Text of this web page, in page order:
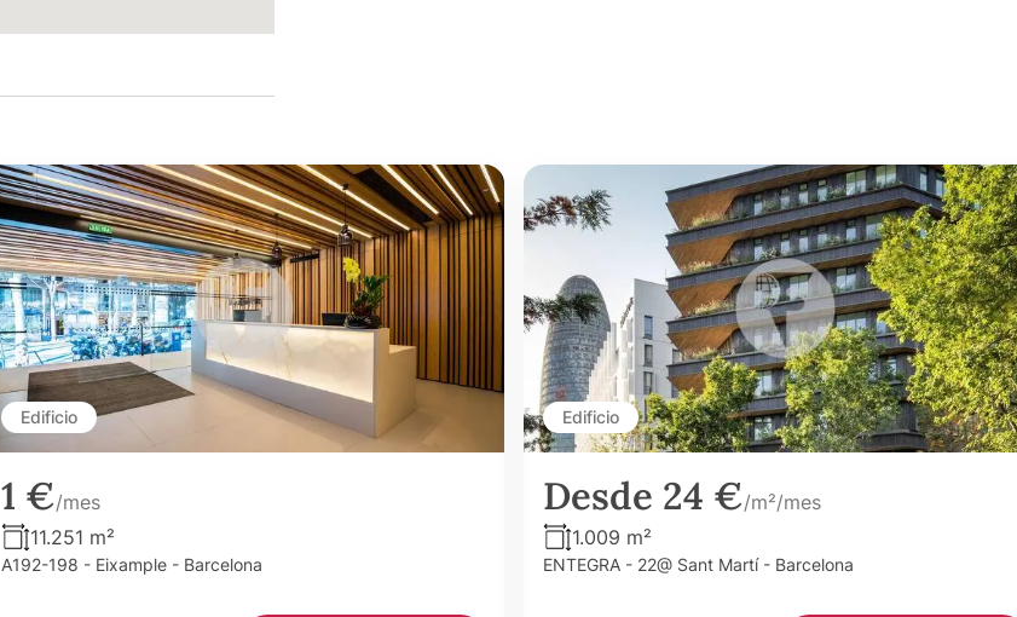
Edificio
1 €/mes
11.251 m²
A192-198 - Eixample - Barcelona
Edificio
Desde 24 €/m²/mes
1.009 m²
ENTEGRA - 22@ Sant Martí - Barcelona